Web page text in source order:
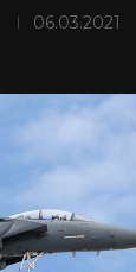
06.03.2021